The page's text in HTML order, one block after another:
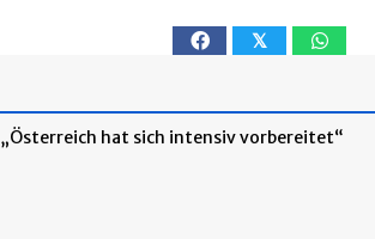
𝕏
„Österreich hat sich intensiv vorbereitet“